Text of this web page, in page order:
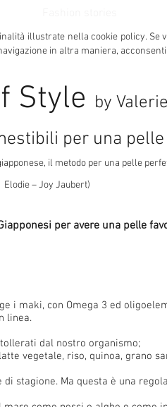
illustrate nella cookie policy. Se
in altra maniera, acconsenti
Style by Valerie
per una
il metodo per una pelle
Elodie – Joy Jaubert)
per avere una pelle
i maki, con Omega 3 ed
linea.
dal nostro organismo;
vegetale, riso, quinoa, grano
di stagione. Ma questa è una